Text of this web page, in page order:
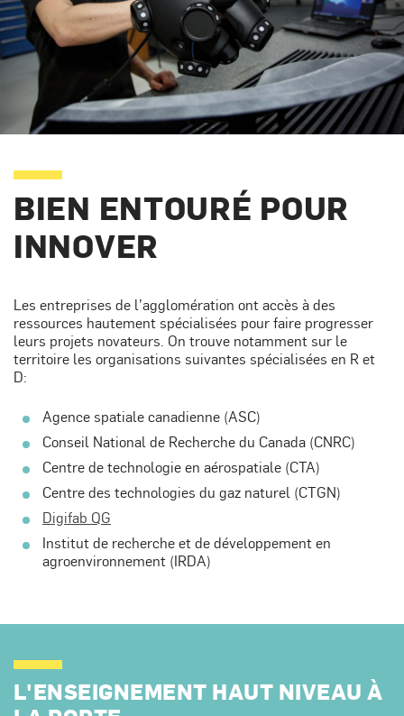
BIEN ENTOURÉ POUR
INNOVER
Les entreprises de l’agglomération ont accès à des
ressources hautement spécialisées pour faire progresser
leurs projets novateurs. On trouve notamment sur le
territoire les organisations suivantes spécialisées en R et
D:
Agence spatiale canadienne (ASC)
Conseil National de Recherche du Canada (CNRC)
Centre de technologie en aérospatiale (CTA)
Centre des technologies du gaz naturel (CTGN)
Digifab QG
Institut de recherche et de développement en
agroenvironnement (IRDA)
L'ENSEIGNEMENT HAUT NIVEAU À